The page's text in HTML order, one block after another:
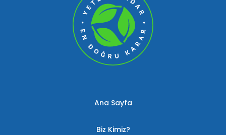
Ana Sayfa
Biz Kimiz?